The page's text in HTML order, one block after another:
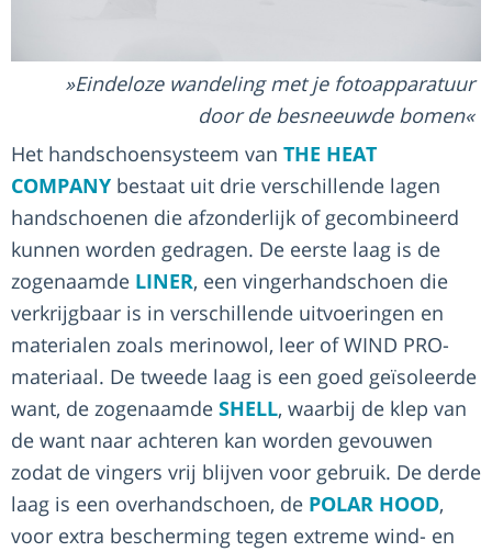
Eindeloze wandeling met je fotoapparatuur
door de besneeuwde bomen
Het handschoensysteem van THE HEAT
COMPANY bestaat uit drie verschillende lagen
handschoenen die afzonderlijk of gecombineerd
kunnen worden gedragen. De eerste laag is de
zogenaamde LINER, een vingerhandschoen die
verkrijgbaar is in verschillende uitvoeringen en
materialen zoals merinowol, leer of WIND PRO-
materiaal. De tweede laag is een goed geïsoleerde
want, de zogenaamde SHELL, waarbij de klep van
de want naar achteren kan worden gevouwen
zodat de vingers vrij blijven voor gebruik. De derde
laag is een overhandschoen, de POLAR HOOD,
voor extra bescherming tegen extreme wind- en